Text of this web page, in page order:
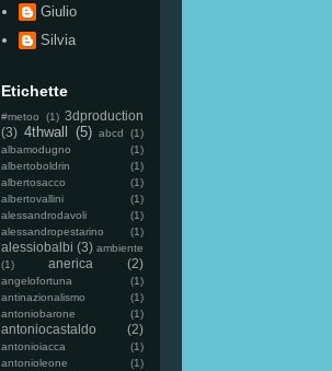
Giulio
Silvia
Etichette
#metoo (1) 3dproduction
(3) 4thwall (5) abcd
(1)
albamodugno
(1)
albertoboldrin
(1)
albertosacco
(1)
albertovallini
(1)
alessandrodavoli
(1)
alessandropestarino
(1)
alessiobalbi (3) ambiente
(1)
anerica (2)
angelofortuna
(1)
antinazionalismo
(1)
antoniobarone
(1)
antoniocastaldo (2)
antonioiacca
(1)
antonioleone
(1)